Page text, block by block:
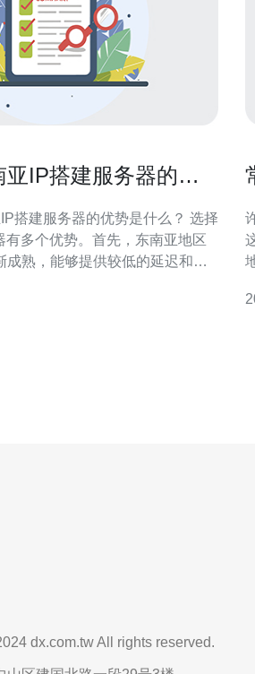
IP搭建服务器的最
搭建服务器的优势是什么？ 选择
有多个优势。首先，东南亚地区
成熟，能够提供较低的延迟和高
的小型企业。此外，许多东南
dx.com.tw All rights reserved.